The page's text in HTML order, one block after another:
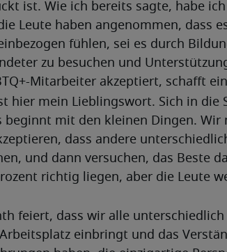
ist. Wie ich bereits sagte, habe
Leute haben angenommen, dass
fühlen, sei es durch
zu besuchen und
Mitarbeiter akzeptiert, schafft
hier mein Lieblingswort. Sich in die
beginnt mit den kleinen Dingen.
dass andere
und dann versuchen, das Beste
richtig liegen, aber die Leute
feiert, dass wir alle
einbringt und das